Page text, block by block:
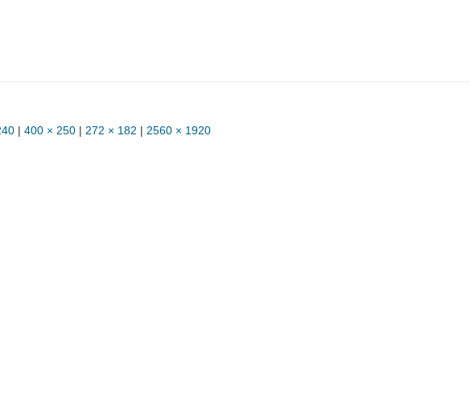
| 400 × 250 | 272 × 182 | 2560 × 1920